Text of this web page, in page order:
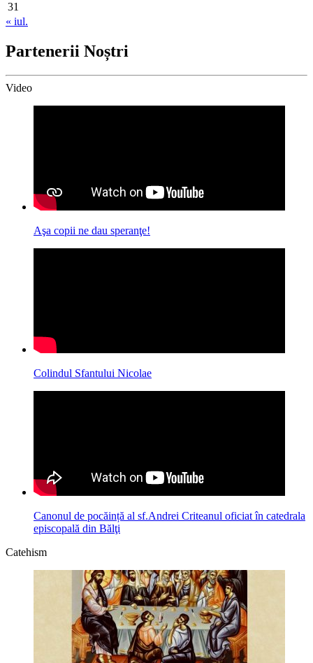
31
« iul.
Partenerii Noștri
Video
Aşa copii ne dau speranţe!
Colindul Sfantului Nicolae
Canonul de pocăință al sf.Andrei Criteanul oficiat în catedrala
episcopală din Bălţi
Catehism